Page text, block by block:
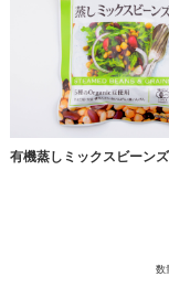
有機蒸しミックスビーンズ
数